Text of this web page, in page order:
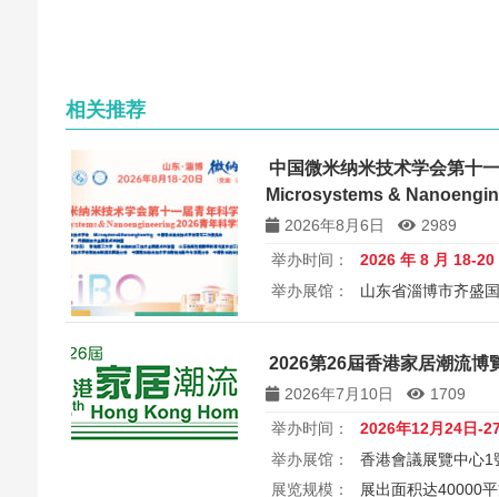
相关推荐
中国微米纳米技术学会第十
Microsystems &
讨会2026年8月6日
2989
举办时间：
2026 年 8 月 18-20
举办展馆：
山东省淄博市齐盛
展览规模：
5000+平方米 所
中国微米纳米技术学会第十一届
Microsystems &
2026第26屆香港家居潮流
2026年7月10日
1709
举办时间：
2026年12月24日-
举办展馆：
香港會議展覽中心1
展览规模：
展出面积达40000